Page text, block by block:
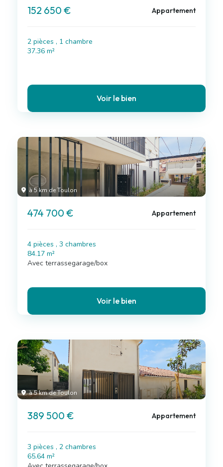
152 650 € Appartement
2 pièces , 1 chambre
37.36 m²
Voir le bien
à 5 km de Toulon
474 700 € Appartement
4 pièces , 3 chambres
84.17 m²
Avec terrassegarage/box
Voir le bien
à 5 km de Toulon
389 500 € Appartement
3 pièces , 2 chambres
65.64 m²